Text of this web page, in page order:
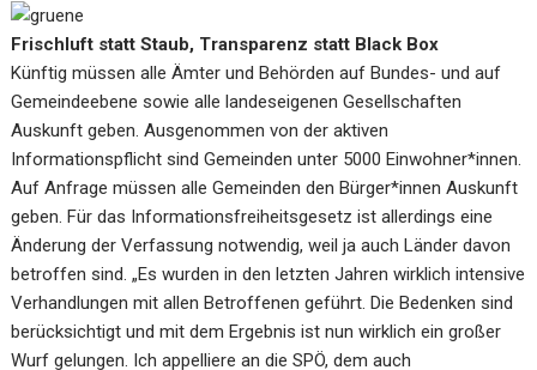
Frischluft statt Staub, Transparenz statt Black Box
Künftig müssen alle Ämter und Behörden auf Bundes- und auf
Gemeindeebene sowie alle landeseigenen Gesellschaften
Auskunft geben. Ausgenommen von der aktiven
Informationspflicht sind Gemeinden unter 5000 Einwohner*innen.
Auf Anfrage müssen alle Gemeinden den Bürger*innen Auskunft
geben. Für das Informationsfreiheitsgesetz ist allerdings eine
Änderung der Verfassung notwendig, weil ja auch Länder davon
betroffen sind. „Es wurden in den letzten Jahren wirklich intensive
Verhandlungen mit allen Betroffenen geführt. Die Bedenken sind
berücksichtigt und mit dem Ergebnis ist nun wirklich ein großer
Wurf gelungen. Ich appelliere an die SPÖ, dem auch